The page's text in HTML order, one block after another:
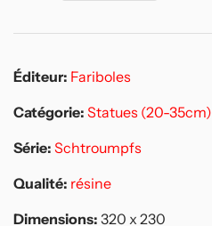
Éditeur: Fariboles
Catégorie: Statues (20-35cm)
Série: Schtroumpfs
Qualité: résine
Dimensions: 320 x 230